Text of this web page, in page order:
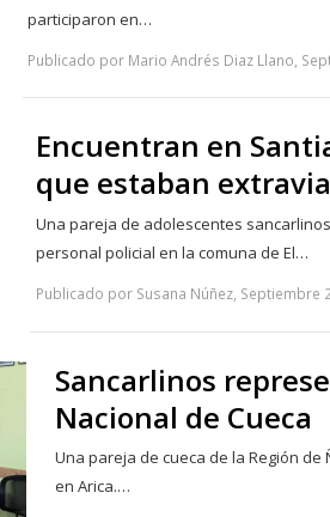
participaron en…
Publicado por Mario Andrés Diaz Llano,
Encuentran en
que estaban
Una pareja de adolescentes
personal policial en la comuna de El…
Publicado por Susana Núñez, Septiembre
Sancarlinos
Nacional de Cueca
Una pareja de cueca de la Región
en Arica.…